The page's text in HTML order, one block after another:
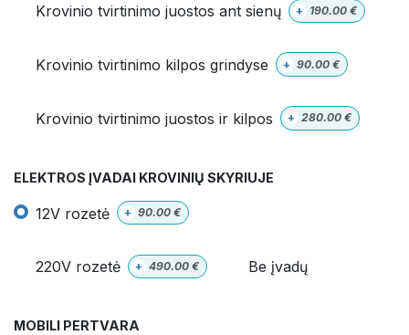
Krovinio tvirtinimo juostos ant sienų + 190.00 €
Krovinio tvirtinimo kilpos grindyse + 90.00 €
Krovinio tvirtinimo juostos ir kilpos + 280.00 €
ELEKTROS ĮVADAI KROVINIŲ SKYRIUJE
12V rozetė + 90.00 €
220V rozetė + 490.00 € Be įvadų
MOBILI PERTVARA